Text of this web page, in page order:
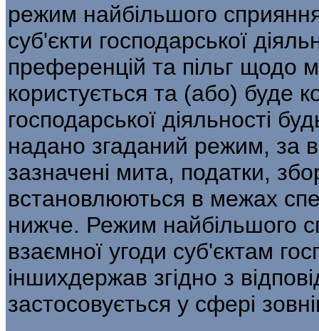
режим найбільшого
суб'єкти господарської
преференцій та пільг щодо
користується та (або) буде
господарської діяльності
надано згаданий режим, за
зазначені мита, по­датки,
встановлюються в межах
нижче. Режим найбільшого
взаємної угоди суб'єктам
іншихдержав згідно з
застосовується у сфері